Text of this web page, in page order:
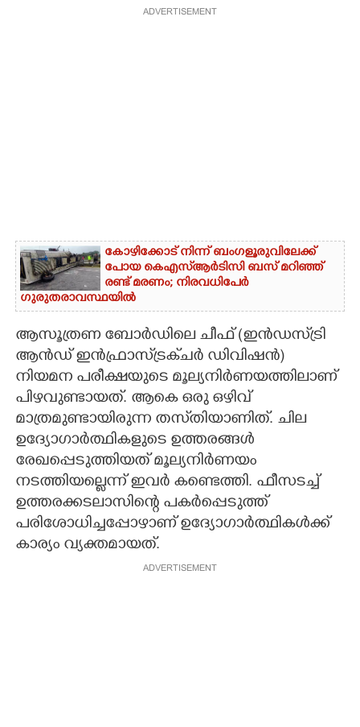
ADVERTISEMENT
കോഴിക്കോട് നിന്ന് ബംഗളൂരുവിലേക്ക്
പോയ കെഎസ്‌ആർടിസി ബസ് മറിഞ്ഞ്
രണ്ട് മരണം; നിരവധിപേർ
ഗുരുതരാവസ്ഥയിൽ
ആസൂത്രണ ബോർഡിലെ ചീഫ് (ഇൻഡസ്‌ട്രി
ആൻഡ് ഇൻഫ്രാ‌സ്‌ട്രക്‌ചർ ഡിവിഷൻ)
നിയമന പരീക്ഷയുടെ മൂല്യനിർണയത്തിലാണ്
പിഴവുണ്ടായത്. ആകെ ഒരു ഒഴിവ്
മാത്രമുണ്ടായിരുന്ന തസ്‌തിയാണിത്. ചില
ഉദ്യോഗാർത്ഥികളുടെ ഉത്തരങ്ങൾ
രേഖപ്പെടുത്തിയത് മൂല്യനിർണയം
നടത്തിയല്ലെന്ന് ഇവർ കണ്ടെത്തി. ഫീസടച്ച്
ഉത്തരക്കടലാസിന്റെ പകർപ്പെടുത്ത്
പരിശോധിച്ചപ്പോഴാണ് ഉദ്യോഗാർത്ഥികൾക്ക്‌
കാര്യം‌ വ്യക്തമായത്.
ADVERTISEMENT